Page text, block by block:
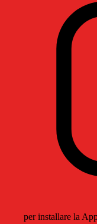
per installare la